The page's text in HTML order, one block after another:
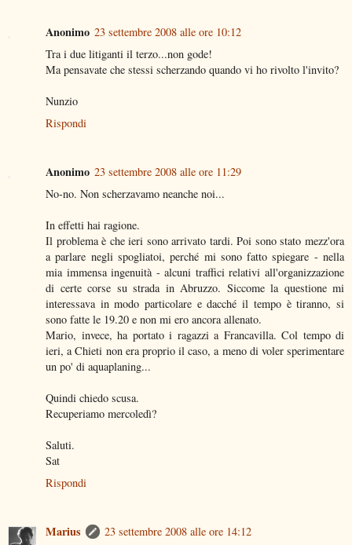
Anonimo 23 settembre 2008 alle ore 10:12
Tra i due litiganti il terzo...non gode!
Ma pensavate che stessi scherzando quando vi ho rivolto l'invito?
Nunzio
Rispondi
Anonimo 23 settembre 2008 alle ore 11:29
No-no. Non scherzavamo neanche noi...
In effetti hai ragione.
Il problema è che ieri sono arrivato tardi. Poi sono stato mezz'ora
a parlare negli spogliatoi, perché mi sono fatto spiegare - nella
mia immensa ingenuità - alcuni traffici relativi all'organizzazione
di certe corse su strada in Abruzzo. Siccome la questione mi
interessava in modo particolare e dacché il tempo è tiranno, si
sono fatte le 19.20 e non mi ero ancora allenato.
Mario, invece, ha portato i ragazzi a Francavilla. Col tempo di
ieri, a Chieti non era proprio il caso, a meno di voler sperimentare
un po' di aquaplaning...
Quindi chiedo scusa.
Recuperiamo mercoledì?
Saluti.
Sat
Rispondi
Marius
23 settembre 2008 alle ore 14:12